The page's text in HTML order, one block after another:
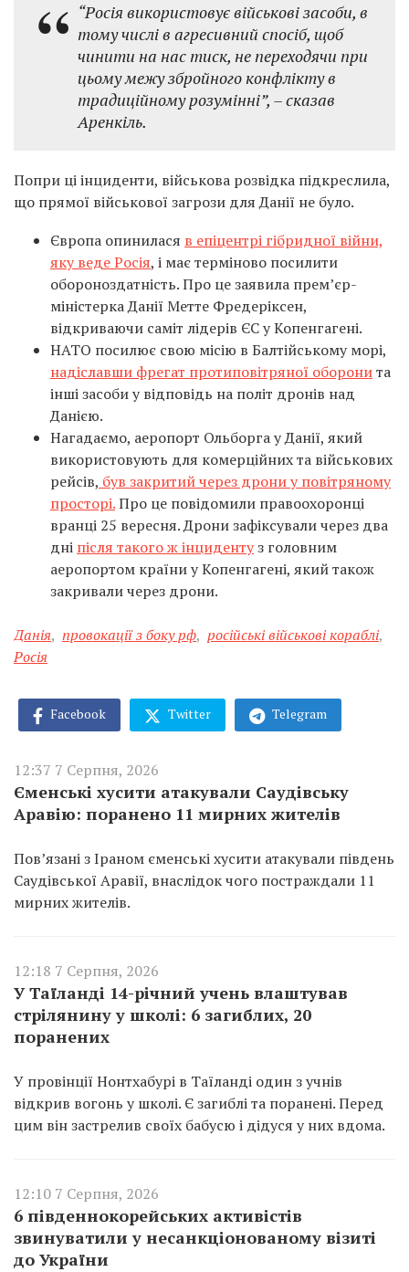
“Росія використовує військові засоби, в
тому числі в агресивний спосіб, щоб
чинити на нас тиск, не переходячи при
цьому межу збройного конфлікту в
традиційному розумінні”, – сказав
Аренкіль.
Попри ці інциденти, військова розвідка підкреслила,
що прямої військової загрози для Данії не було.
Європа опинилася в епіцентрі гібридної війни,
яку веде Росія, і має терміново посилити
обороноздатність. Про це заявила прем’єр-
міністерка Данії Метте Фредеріксен,
відкриваючи саміт лідерів ЄС у Копенгагені.
НАТО посилює свою місію в Балтійському морі,
надіславши фрегат протиповітряної оборонита
інші засоби у відповідь на політ дронів над
Данією.
Нагадаємо, аеропорт Ольборга у Данії, який
використовують для комерційних та військових
рейсів, був закритий через дрони у повітряному
просторі.Про це повідомили правоохоронці
вранці 25 вересня. Дрони зафіксували через два
дні після такого ж інцидентуз головним
аеропортом країни у Копенгагені, який також
закривали через дрони.
Данія, провокації з боку рф, російські військові кораблі,
Росія
Facebook Twitter Telegram
12:37 7 Серпня, 2026
Єменські хусити атакували Саудівську
Аравію: поранено 11 мирних жителів
Пов’язані з Іраном єменські хусити атакували південь
Саудівської Аравії, внаслідок чого постраждали 11
мирних жителів.
12:18 7 Серпня, 2026
У Таїланді 14-річний учень влаштував
стрілянину у школі: 6 загиблих, 20
поранених
У провінції Нонтхабурі в Таїланді один з учнів
відкрив вогонь у школі. Є загиблі та поранені. Перед
цим він застрелив своїх бабусю і дідуся у них вдома.
12:10 7 Серпня, 2026
6 південнокорейських активістів
звинуватили у несанкціонованому візиті
до України